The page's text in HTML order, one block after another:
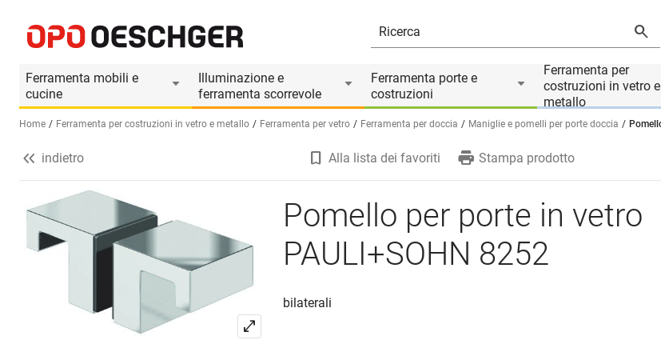
Ferramenta mobili e
cucine
Illuminazione e
ferramenta scorrevole
Ferramenta porte e
costruzioni
Ferramenta per
costruzioni in vetro e
metallo
Seleziona una lingua (IT)
Home Ferramenta per costruzioni in vetro e metallo Ferramenta per vetro Ferramenta per doccia Maniglie e pomelli per porte doccia
Informazioni prodotto
indietro Alla lista dei favoriti Stampa prodotto
Pomello per porte in vetro
PAULI+SOHN 8252
bilaterali